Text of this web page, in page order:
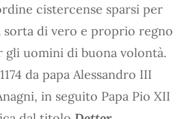
cistercense sparsi per
sorta di vero e proprio regno
uomini di buona volontà.
da papa Alessandro III
in seguito Papa Pio XII